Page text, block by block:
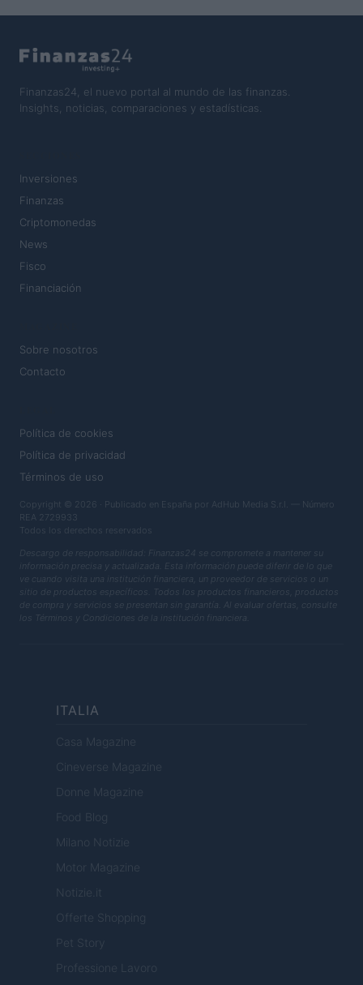
Finanzas24, el nuevo portal al mundo de las finanzas.
Insights, noticias, comparaciones y estadísticas.
Inversiones
Finanzas
Criptomonedas
News
Fisco
Financiación
Sobre nosotros
Contacto
Política de cookies
Política de privacidad
Términos de uso
Copyright © 2026 · Publicado en España por AdHub Media S.r.l. — Número
REA 2729933
Todos los derechos reservados
Descargo de responsabilidad: Finanzas24 se compromete a mantener su
información precisa y actualizada. Esta información puede diferir de lo que
ve cuando visita una institución financiera, un proveedor de servicios o un
sitio de productos específicos. Todos los productos financieros, productos
de compra y servicios se presentan sin garantía. Al evaluar ofertas, consulte
los Términos y Condiciones de la institución financiera.
ITALIA
Casa Magazine
Cineverse Magazine
Donne Magazine
Food Blog
Milano Notizie
Motor Magazine
Notizie.it
Offerte Shopping
Pet Story
Professione Lavoro